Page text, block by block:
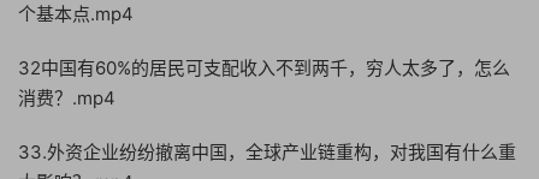
个基本点.mp4
32中国有60%的居民可支配收入不到两千，穷人太多了，怎么
消费？.mp4
33.外资企业纷纷撤离中国，全球产业链重构，对我国有什么重